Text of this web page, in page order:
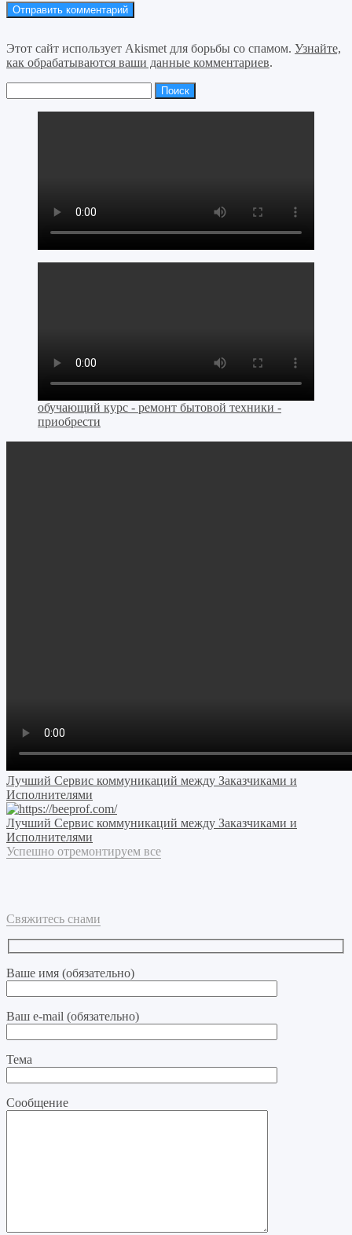
Этот сайт использует Akismet для борьбы со спамом. Узнайте,
как обрабатываются ваши данные комментариев.
обучающий курс - ремонт бытовой техники -
приобрести
Лучший Сервис коммуникаций между Заказчиками и
Исполнителями
Лучший Сервис коммуникаций между Заказчиками и
Исполнителями
Успешно отремонтируем все
Свяжитесь снами
Ваше имя (обязательно)
Ваш e-mail (обязательно)
Тема
Сообщение